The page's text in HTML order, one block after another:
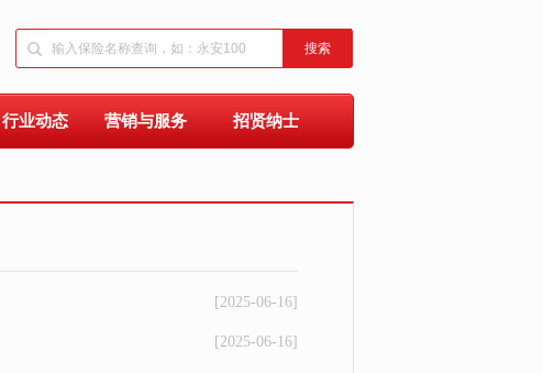
搜索
行业动态 营销与服务 招贤纳士
[2025-06-16]
[2025-06-16]